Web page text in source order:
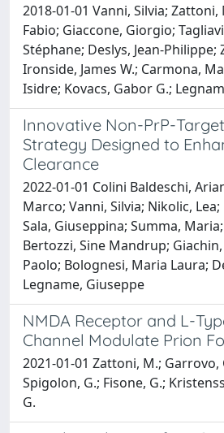
2018-01-01 Vanni, Silvia;
Fabio; Giaccone, Giorgio;
Stéphane; Deslys, Jean-Philippe;
Ironside, James W.; Carmona,
Isidre; Kovacs, Gabor G.;
Innovative Non-PrP-
Strategy Designed to
Clearance
2022-01-01 Colini Baldeschi,
Marco; Vanni, Silvia; Nikolic,
Sala, Giuseppina; Summa,
Bertozzi, Sine Mandrup;
Paolo; Bolognesi, Maria Laura;
Legname, Giuseppe
NMDA Receptor and L-
Channel Modulate Prion
2021-01-01 Zattoni, M.; Garrovo,
Spigolon, G.; Fisone, G.;
G.